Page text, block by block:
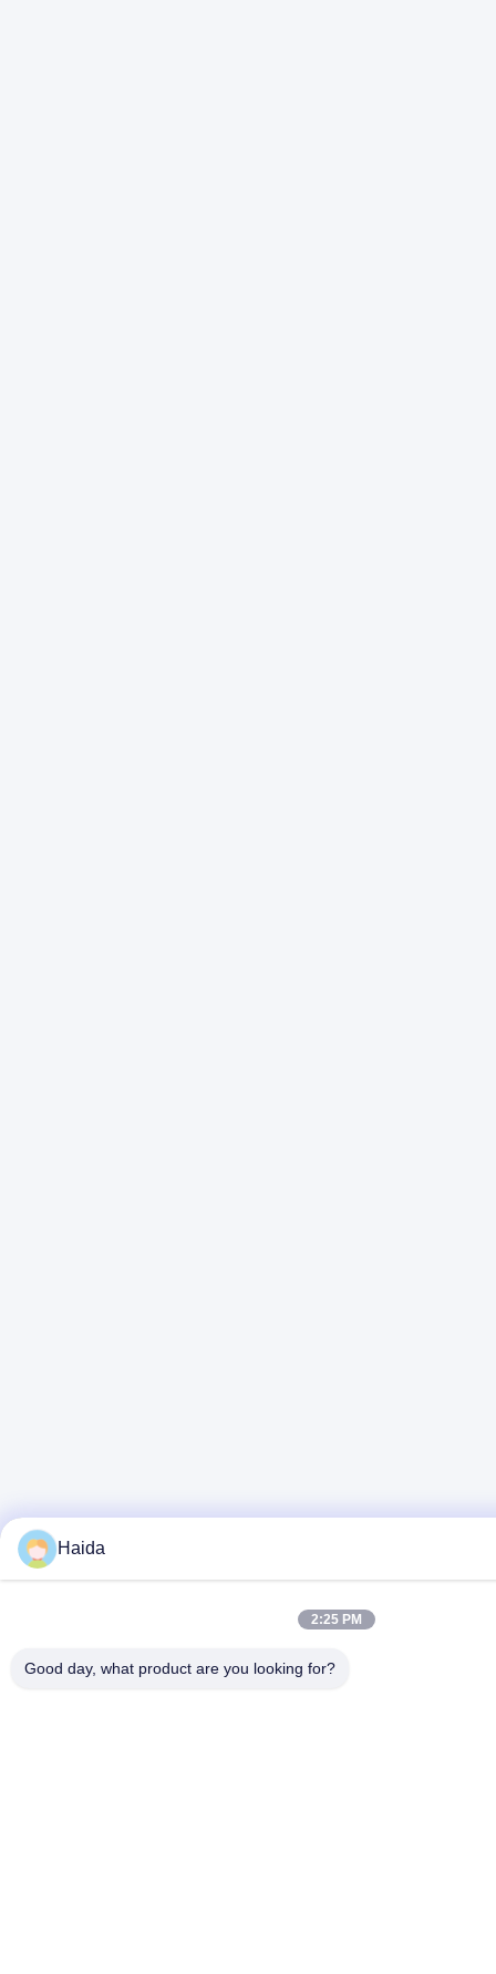
Haida
2:25 PM
Good day, what product are you looking for?